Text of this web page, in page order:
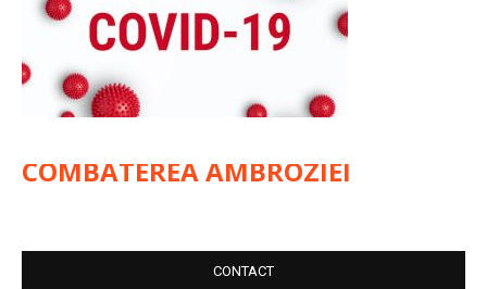
COMBATEREA AMBROZIEI
CONTACT